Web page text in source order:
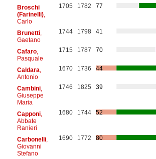
Broschi
(Farinelli),
Carlo
1705 1782 77
Brunetti,
Gaetano
1744 1798 41
Cafaro,
Pasquale
1715 1787 70
Caldara
Antonio
1670 1736 44
Cambini,
Giuseppe
Maria
1746 1825 39
Capponi,
Abbate
Ranieri
1680 1744 52
Carbonelli,
Giovanni
Stefano
1690 1772 80